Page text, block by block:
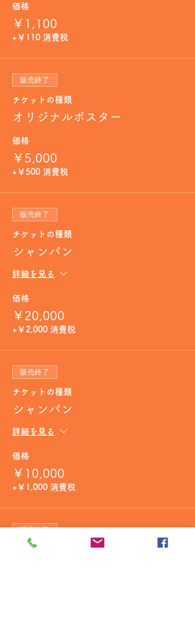
価格
￥1,100
+￥110 消費税
販売終了
チケットの種類
オリジナルポスター
価格
￥5,000
+￥500 消費税
販売終了
チケットの種類
シャンパン
詳細を見る
価格
￥20,000
+￥2,000 消費税
販売終了
チケットの種類
シャンパン
詳細を見る
価格
￥10,000
+￥1,000 消費税
販売終了
チケットの種類